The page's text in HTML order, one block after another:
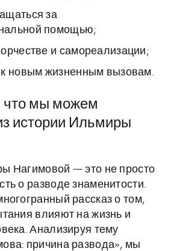
за
помощью;
и самореализации;
к новым жизненным вызовам.
что мы можем
истории Ильмиры
Нагимовой — это не просто
о разводе знаменитости.
рассказ о том,
влияют на жизнь и
Анализируя тему
причина развода», мы